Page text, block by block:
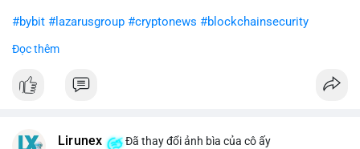
#bybit #lazarusgroup #cryptonews #blockchainsecurity
$btc $eth
#vlikevn #titanbot
Đọc thêm
Lirunex Đã thay đổi ảnh bìa của cô ấy